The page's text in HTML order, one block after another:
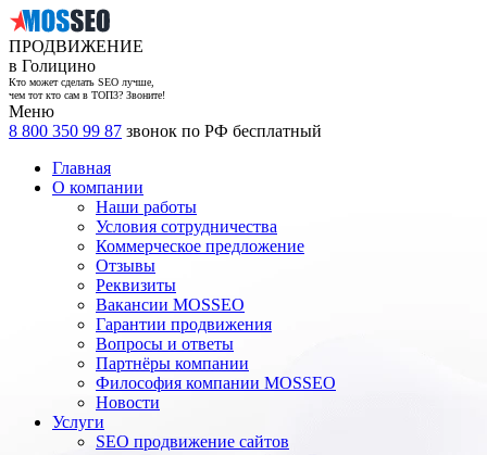
ПРОДВИЖЕНИЕ
в Голицино
Кто может сделать SEO лучше,
чем тот кто сам в ТОП3? Звоните!
Меню
8 800 350 99 87 звонок по РФ бесплатный
Главная
О компании
Наши работы
Условия сотрудничества
Коммерческое предложение
Отзывы
Реквизиты
Вакансии MOSSEO
Гарантии продвижения
Вопросы и ответы
Партнёры компании
Философия компании MOSSEO
Новости
Услуги
SEO продвижение сайтов